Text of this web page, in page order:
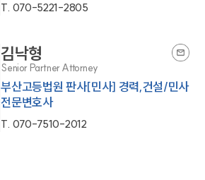
T. 070-5221-2805
김낙형
Senior Partner Attorney
부산고등법원 판사[민사] 경력,건설/민사
전문변호사
T. 070-7510-2012